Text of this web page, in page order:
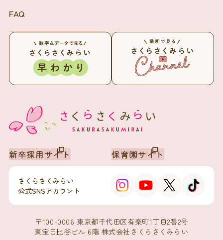
新卒採用サイト 保育園サイト
さくらさくみらい
公式SNSアカウント
〒100-0006 東京都千代田区有楽町1丁目2番2号
東宝日比谷ビル 6階 株式会社さくらさくみらい
FAQ